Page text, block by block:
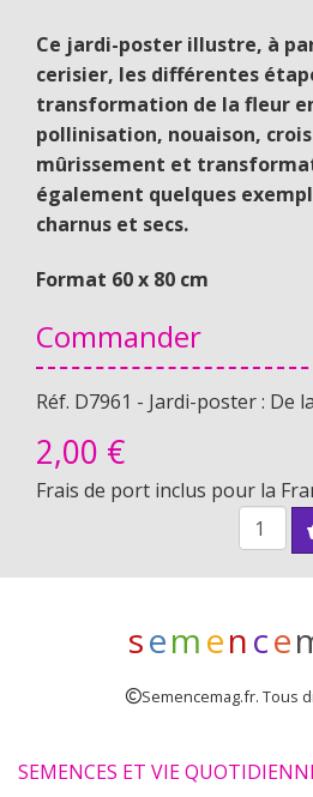
Ce jardi-poster illustre, à
cerisier, les différentes
transformation de la fleur
pollinisation, nouaison,
mûrissement et
également quelques
charnus et secs.
Format 60 x 80 cm
Commander
Réf. D7961 - Jardi-poster : De
2,00 €
Frais de port inclus pour la
semence
Semencemag.fr. Tous
SEMENCES ET VIE